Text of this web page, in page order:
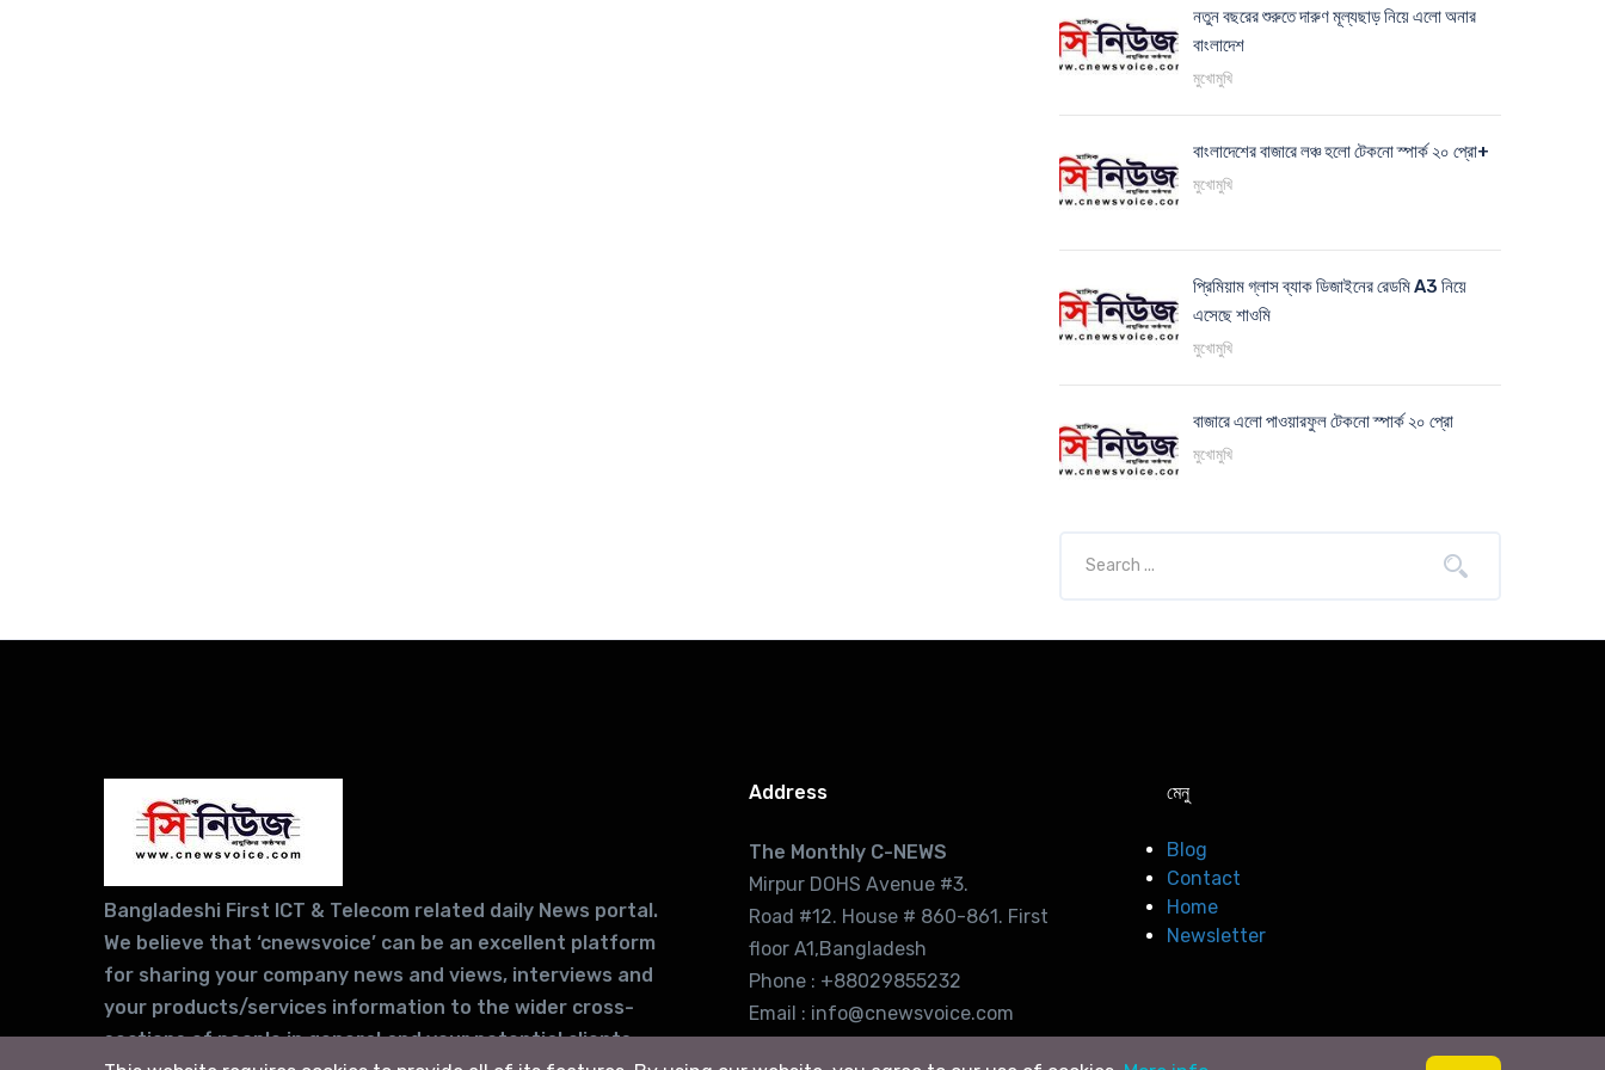
নতুন বছরের শুরুতে দারুণ মূল্যছাড় নিয়ে এলো অনার
বাংলাদেশ
মুখোমুখি
বাংলাদেশের বাজারে লঞ্চ হলো টেকনো স্পার্ক ২০ প্রো+
মুখোমুখি
প্রিমিয়াম গ্লাস ব্যাক ডিজাইনের রেডমি A3 নিয়ে
এসেছে শাওমি
মুখোমুখি
বাজারে এলো পাওয়ারফুল টেকনো স্পার্ক ২০ প্রো
মুখোমুখি
Bangladeshi First ICT & Telecom related daily News portal.
We believe that ‘cnewsvoice’ can be an excellent platform
for sharing your company news and views, interviews and
your products/services information to the wider cross-
sections of people in general and your potential clients
Address
The Monthly C-NEWS
Mirpur DOHS Avenue #3.
Road #12. House # 860-861. First
floor A1,Bangladesh
Phone : +88029855232
Email : info@cnewsvoice.com
মেনু
Blog
Contact
Home
Newsletter